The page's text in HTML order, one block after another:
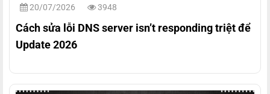
20/07/2026 3948
Cách sửa lỗi DNS server isn’t responding triệt để
Update 2026